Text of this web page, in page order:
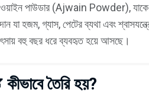
পাউডার (Ajwain Powder), যাকে
যা হজম, গ্যাস, পেটের ব্যথা এবং
বহু বছর ধরে ব্যবহৃত হয়ে আসছে।
তৈরি হয়?